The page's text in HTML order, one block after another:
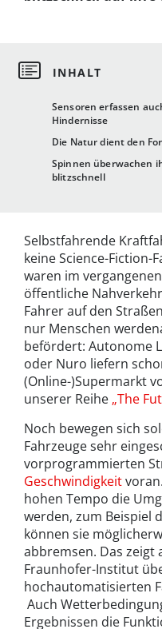
Sensoren erfassen
Hindernisse
Die Natur dient den
Spinnen überwachen
blitzschnell
Selbstfahrende
keine Science-Fiction-
waren im
öffentliche
Fahrer auf den
nur Menschen
befördert: Autonome
oder Nuro liefern
(Online-)Supermarkt
unserer Reihe „The
Noch bewegen sich
Fahrzeuge sehr
vorprogrammierten
Geschwindigkeit
hohen Tempo die
werden, zum Beispiel
können sie
abbremsen. Das zeigt
Fraunhofer-Institut
hochautomatisierten
Auch
Ergebnissen die